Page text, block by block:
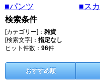
■パンツ
■ス
検索条件
[カテゴリー]： 雑貨
[検索文字]： 指定なし
ヒット件数： 96件
おすすめ順